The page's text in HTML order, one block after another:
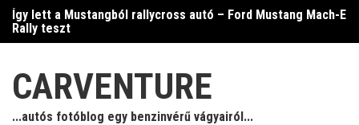
Skip
content
Így lett a Mustangból rallycross autó – Ford Mustang Mach-E
Rally teszt
CARVENTURE
...autós fotóblog egy benzinvérű vágyairól...